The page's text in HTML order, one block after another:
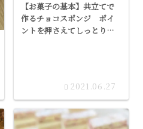
【お菓子の基本】共立てで
作るチョコスポンジ ポイ
ントを押さえてしっとりふ
2021.06.27